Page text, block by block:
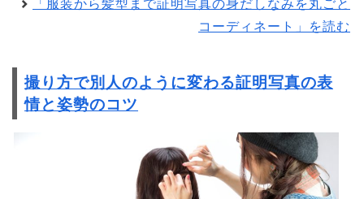
「服装から髪型まで証明写真の身だしなみを丸ごと
コーディネート」を読む
撮り方で別人のように変わる証明写真の表
情と姿勢のコツ